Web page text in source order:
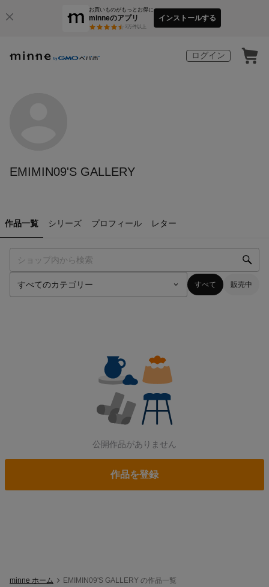
お買いものがもっとお得に
minneのアプリ
3万件以上
インストールする
ログイン
EMIMIN09'S GALLERY
作品一覧 シリーズ プロフィール レター
すべて 販売中
公開作品がありません
作品を登録
minne ホーム EMIMIN09'S GALLERY の作品一覧